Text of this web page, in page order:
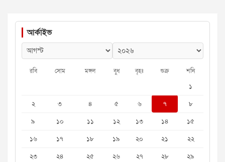
আর্কাইভ
রবি সোম মঙ্গল বুধ বৃহঃ শুক্র শনি
১
২
৩ ৪ ৫ ৬ ৭
৮
৯
১০ ১১ ১২ ১৩ ১৪
১৫
১৬
১৭ ১৮ ১৯ ২০ ২১
২২
২৩
২৪ ২৫ ২৬ ২৭ ২৮
২৯